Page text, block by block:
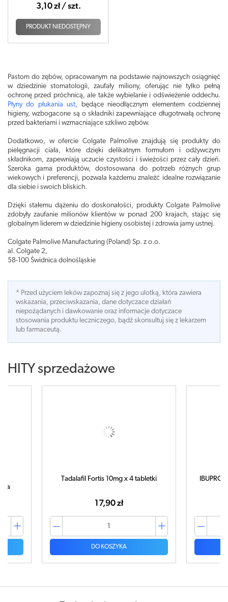
3,10 zł / szt.
PRODUKT NIEDOSTĘPNY
Pastom do zębów, opracowanym na podstawie najnowszych osiągnięć
w dziedzinie stomatologii, zaufały miliony, oferując nie tylko pełną
ochronę przed próchnicą, ale także wybielanie i odświeżenie oddechu.
Płyny do płukania ust, będące nieodłącznym elementem codziennej
higieny, wzbogacone są o składniki zapewniające długotrwałą ochronę
przed bakteriami i wzmacniające szkliwo zębów.
Dodatkowo, w ofercie Colgate Palmolive znajdują się produkty do
pielęgnacji ciała, które dzięki delikatnym formułom i odżywczym
składnikom, zapewniają uczucie czystości i świeżości przez cały dzień.
Szeroka gama produktów, dostosowana do potrzeb różnych grup
wiekowych i preferencji, pozwala każdemu znaleźć idealne rozwiązanie
dla siebie i swoich bliskich.
Dzięki stałemu dążeniu do doskonałości, produkty Colgate Palmolive
zdobyły zaufanie milionów klientów w ponad 200 krajach, stając się
globalnym liderem w dziedzinie higieny osobistej i zdrowia jamy ustnej.
Colgate Palmolive Manufacturing (Poland) Sp. z o.o.
al. Colgate 2,
58-100 Świdnica dolnośląskie
* Przed użyciem leków zapoznaj się z jego ulotką, która zawiera
wskazania, przeciwskazania, dane dotyczace działań
niepożądanych i dawkowanie oraz informacje dotyczace
stosowania produktu leczniczego, bądź skonsultuj się z lekarzem
lub farmaceutą.
HITY sprzedażowe
Tadalafil Fortis 10mg x 4 tabletki
17,90 zł
DO KOSZYKA